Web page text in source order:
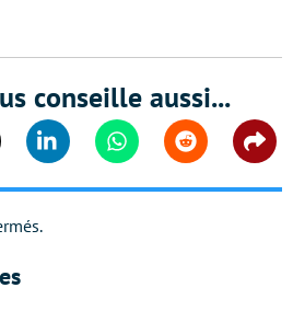
conseille aussi...
Linkedin WhatsappReddit